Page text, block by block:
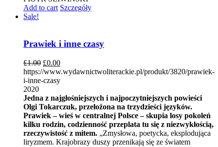
Add to cart Szczegóły
Sale!
Prawiek i inne czasy
£1.00 £0.00
https://www.wydawnictwoliterackie.pl/produkt/3820/prawiek-
i-inne-czasy
2020
Jedna z najgłośniejszych i najpoczytniejszych powieści
Olgi Tokarczuk, przełożona na trzydzieści języków.
Prawiek – wieś w centralnej Polsce – skupia losy pokoleń
kilku rodzin, codzienność przeplata tu się z niezwykłością,
rzeczywistość z mitem. „Zmysłowa, poetycka, eksplodująca
liryzmem. Krajobrazy duszy przenikają się ze światem